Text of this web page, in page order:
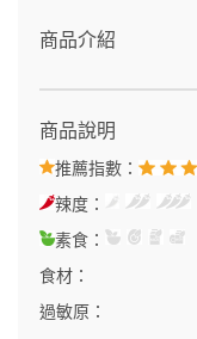
商品介紹
商品說明
推薦指數：
辣度：
素食：
食材：
過敏原：